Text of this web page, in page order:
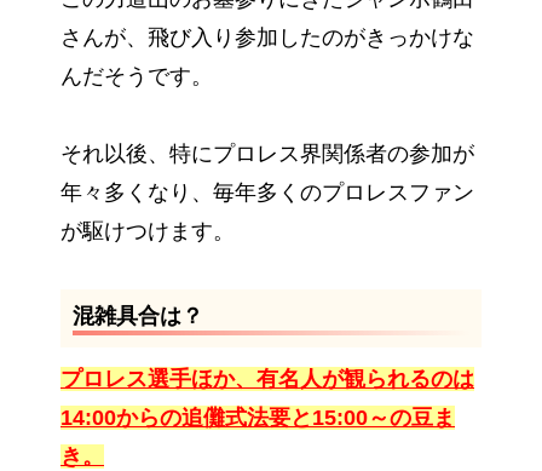
さんが、飛び入り参加したのがきっかけな
んだそうです。
それ以後、特にプロレス界関係者の参加が
年々多くなり、毎年多くのプロレスファン
が駆けつけます。
混雑具合は？
プロレス選手ほか、有名人が観られるのは
14:00からの追儺式法要と15:00～の豆ま
き。